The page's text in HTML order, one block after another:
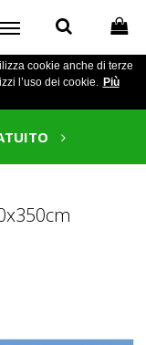
cookie anche di terze
l’uso dei cookie. Più